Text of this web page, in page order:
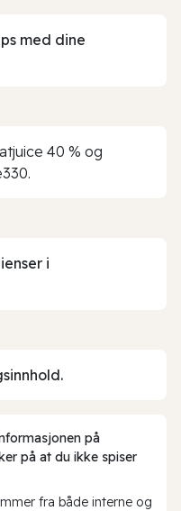
med dine
40 % og
i
på
på at du ikke spiser
fra både interne og